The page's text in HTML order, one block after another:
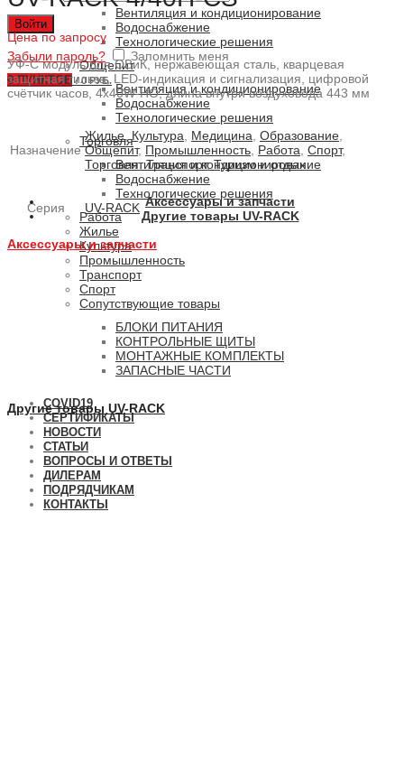
Войти
Забыли пароль? Запомнить меня
0ПУНКТОВ / 0 РУБ.
Вентиляция и кондиционирование
Водоснабжение
Технологические решения
Общепит
Вентиляция и кондиционирование
Водоснабжение
Технологические решения
Торговля
Вентиляция и кондиционирование
Водоснабжение
Технологические решения
Работа
Жилье
Культура
Промышленность
Транспорт
Спорт
Сопутствующие товары
БЛОКИ ПИТАНИЯ
КОНТРОЛЬНЫЕ ЩИТЫ
МОНТАЖНЫЕ КОМПЛЕКТЫ
ЗАПАСНЫЕ ЧАСТИ
COVID19
СЕРТИФИКАТЫ
НОВОСТИ
СТАТЬИ
ВОПРОСЫ И ОТВЕТЫ
ДИЛЕРАМ
ПОДРЯДЧИКАМ
КОНТАКТЫ
Цена по запросу
УФ-С модуль для ОВиК, нержавеющая сталь, кварцевая
защитная гильза, LED-индикация и сигнализация, цифровой
счётчик часов, 4x40W-HO, длина внутри воздуховода 443 мм
Назначение
Жилье Культура Медицина Образование
Общепит, Промышленность Работа Спорт,
Торговля,Транспорт,Туризм и отдых
Серия UV-RACK Аксессуары и запчасти
Другие товары UV-RACK
Аксессуары и запчасти
Другие товары UV-RACK